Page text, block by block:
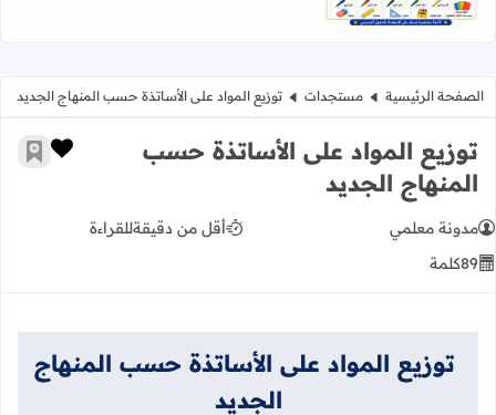
الصفحة الرئيسية مستجدات توزيع المواد على الأساتذة حسب المنهاج الجديد
توزيع المواد على الأساتذة حسب
المنهاج الجديد
زر
أضف
مدونة معلمي أقل من دقيقةللقراءة
89كلمة
توزيع المواد على الأساتذة حسب المنهاج
الجديد